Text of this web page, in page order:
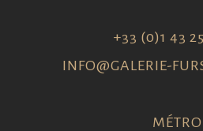
+33 (0)1 43
INFO@GALERIE-
MÉTRO